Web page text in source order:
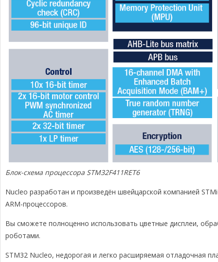
Блок-схема процессора STM32F411RET6
Nucleo разработан и произведён швейцарской компанией
ARM-процессоров.
Вы сможете полноценно использовать цветные дисплеи,
роботами.
STM32 Nucleo, недорогая и легко расширяемая отладочная